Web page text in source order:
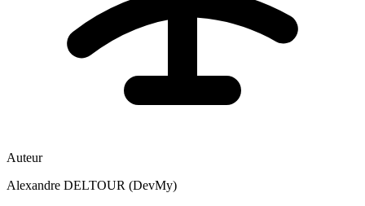
Auteur
Alexandre DELTOUR (DevMy)